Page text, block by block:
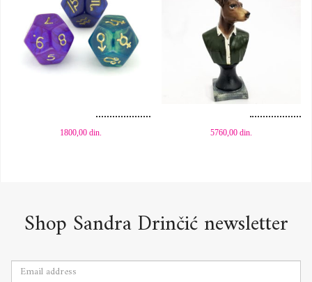
1800,00 din.
Dodaj u korpu
5760,00din.
Shop Sandra Drinčić newsletter